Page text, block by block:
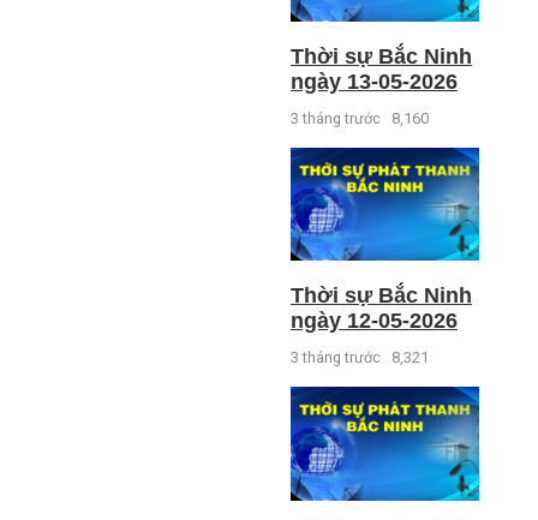
Thời sự Bắc Ninh
ngày 13-05-2026
3 tháng trước 8,160
Thời sự Bắc Ninh
ngày 12-05-2026
3 tháng trước 8,321